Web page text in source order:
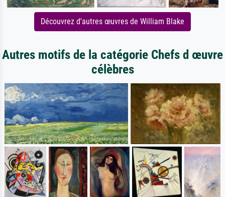
Découvrez d'autres œuvres de William Blake
Autres motifs de la catégorie Chefs d œuvre
célèbres